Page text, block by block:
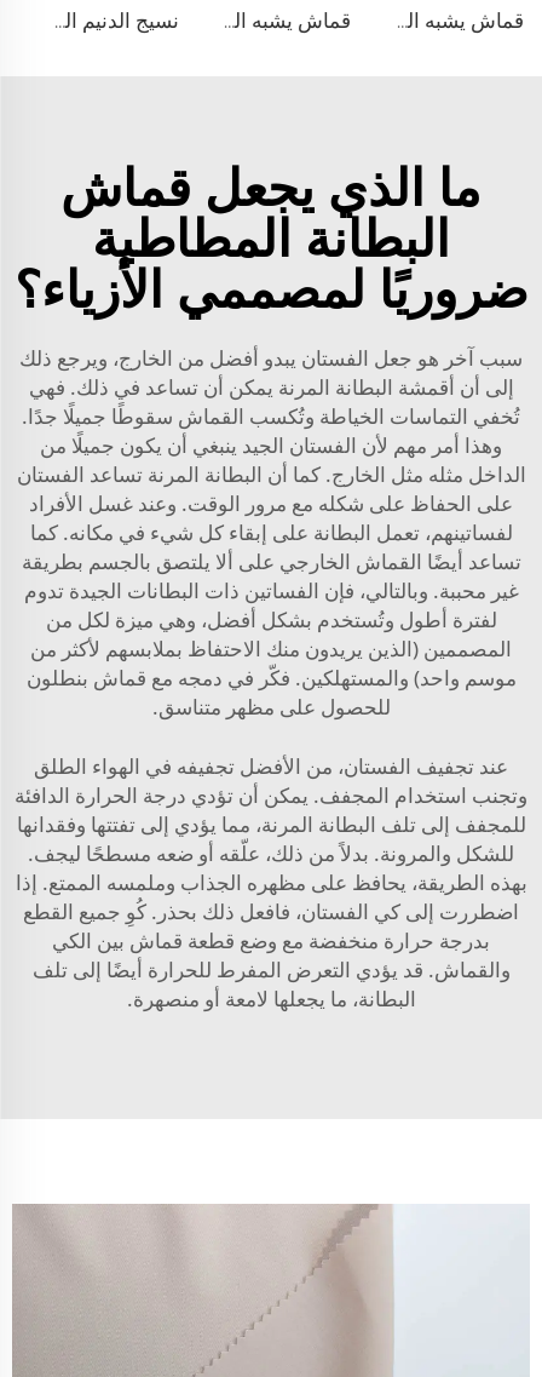
قماش يشبه الدنيم من مادة TR قماش يشبه الدنيم المطاطي من مادة TR نسيج الدنيم المشابه للبولي ليوسيل
ما الذي يجعل قماش
البطانة المطاطية
ضروريًا لمصممي الأزياء؟
سبب آخر هو جعل الفستان يبدو أفضل من الخارج، ويرجع ذلك
إلى أن أقمشة البطانة المرنة يمكن أن تساعد في ذلك. فهي
تُخفي التماسات الخياطة وتُكسب القماش سقوطًا جميلًا جدًا.
وهذا أمر مهم لأن الفستان الجيد ينبغي أن يكون جميلًا من
الداخل مثله مثل الخارج. كما أن البطانة المرنة تساعد الفستان
على الحفاظ على شكله مع مرور الوقت. وعند غسل الأفراد
لفساتينهم، تعمل البطانة على إبقاء كل شيء في مكانه. كما
تساعد أيضًا القماش الخارجي على ألا يلتصق بالجسم بطريقة
غير محببة. وبالتالي، فإن الفساتين ذات البطانات الجيدة تدوم
لفترة أطول وتُستخدم بشكل أفضل، وهي ميزة لكل من
المصممين (الذين يريدون منك الاحتفاظ بملابسهم لأكثر من
موسم واحد) والمستهلكين. فكّر في دمجه مع قماش بنطلون
للحصول على مظهر متناسق.
عند تجفيف الفستان، من الأفضل تجفيفه في الهواء الطلق
وتجنب استخدام المجفف. يمكن أن تؤدي درجة الحرارة الدافئة
للمجفف إلى تلف البطانة المرنة، مما يؤدي إلى تفتتها وفقدانها
للشكل والمرونة. بدلاً من ذلك، علّقه أو ضعه مسطحًا ليجف.
بهذه الطريقة، يحافظ على مظهره الجذاب وملمسه الممتع. إذا
اضطررت إلى كي الفستان، فافعل ذلك بحذر. كُوِ جميع القطع
بدرجة حرارة منخفضة مع وضع قطعة قماش بين الكي
والقماش. قد يؤدي التعرض المفرط للحرارة أيضًا إلى تلف
البطانة، ما يجعلها لامعة أو منصهرة.